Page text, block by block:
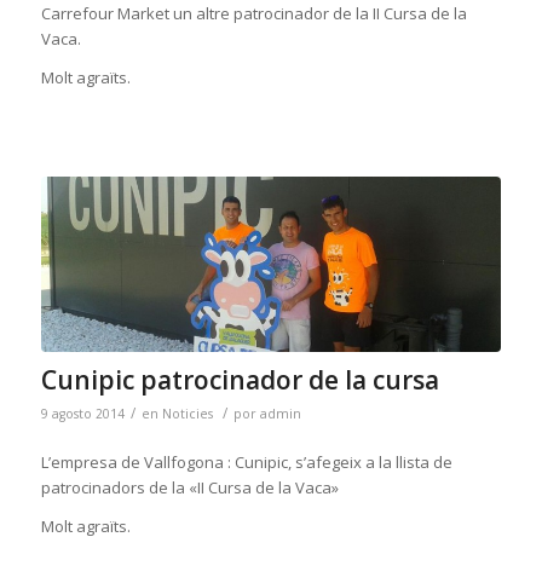
Carrefour Market un altre patrocinador de la II Cursa de la
Vaca.
Molt agraïts.
Cunipic patrocinador de la cursa
9 agosto 2014 / en Noticies / por admin
L’empresa de Vallfogona : Cunipic, s’afegeix a la llista de
patrocinadors de la «II Cursa de la Vaca»
Molt agraïts.